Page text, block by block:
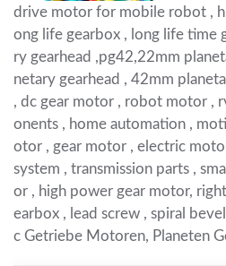
drive motor for mobile robot ,
ong life gearbox , long life time
ry gearhead ,pg42,22mm
netary gearhead , 42mm
, dc gear motor , robot motor ,
onents , home automation ,
otor , gear motor , electric
system , transmission parts ,
or , high power gear motor,
earbox , lead screw , spiral
c Getriebe Motoren, Planeten